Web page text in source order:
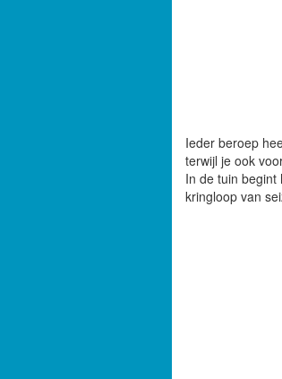
Ieder beroep
terwijl je ook
In de tuin
kringloop van